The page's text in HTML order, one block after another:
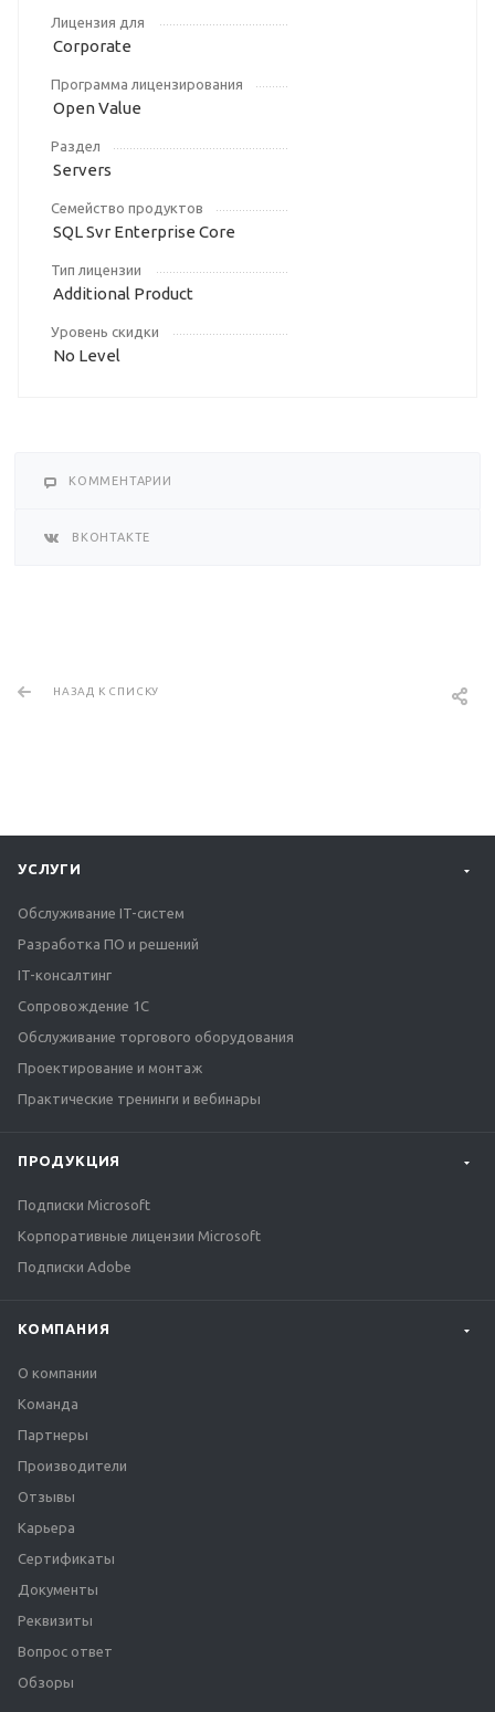
Лицензия для
Corporate
Программа лицензирования
Open Value
Раздел
Servers
Семейство продуктов
SQL Svr Enterprise Core
Тип лицензии
Additional Product
Уровень скидки
No Level
КОММЕНТАРИИ
ВКОНТАКТЕ
НАЗАД К СПИСКУ
УСЛУГИ
Обслуживание IT-систем
Разработка ПО и решений
IT-консалтинг
Сопровождение 1С
Обслуживание торгового оборудования
Проектирование и монтаж
Практические тренинги и вебинары
ПРОДУКЦИЯ
Подписки Microsoft
Корпоративные лицензии Microsoft
Подписки Adobe
КОМПАНИЯ
О компании
Команда
Партнеры
Производители
Отзывы
Карьера
Сертификаты
Документы
Реквизиты
Вопрос ответ
Обзоры